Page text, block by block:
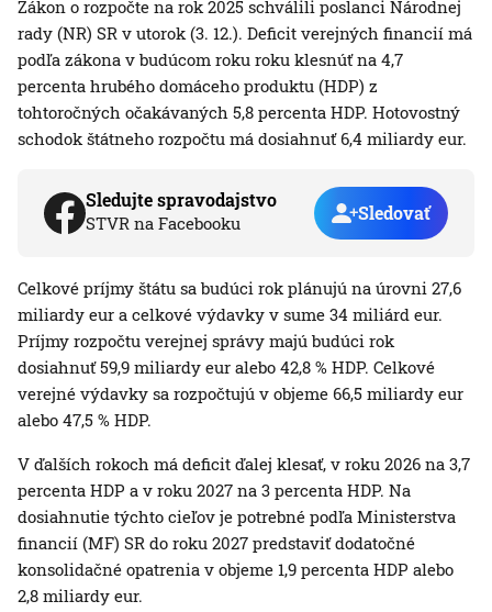
Zákon o rozpočte na rok 2025 schválili poslanci Národnej
rady (NR) SR v utorok (3. 12.). Deficit verejných financií má
podľa zákona v budúcom roku roku klesnúť na 4,7
percenta hrubého domáceho produktu (HDP) z
tohtoročných očakávaných 5,8 percenta HDP. Hotovostný
schodok štátneho rozpočtu má dosiahnuť 6,4 miliardy eur.
Sledujte spravodajstvo
STVR na Facebooku Sledovať
Celkové príjmy štátu sa budúci rok plánujú na úrovni 27,6
miliardy eur a celkové výdavky v sume 34 miliárd eur.
Príjmy rozpočtu verejnej správy majú budúci rok
dosiahnuť 59,9 miliardy eur alebo 42,8 % HDP. Celkové
verejné výdavky sa rozpočtujú v objeme 66,5 miliardy eur
alebo 47,5 % HDP.
V ďalších rokoch má deficit ďalej klesať, v roku 2026 na 3,7
percenta HDP a v roku 2027 na 3 percenta HDP. Na
dosiahnutie týchto cieľov je potrebné podľa Ministerstva
financií (MF) SR do roku 2027 predstaviť dodatočné
konsolidačné opatrenia v objeme 1,9 percenta HDP alebo
2,8 miliardy eur.